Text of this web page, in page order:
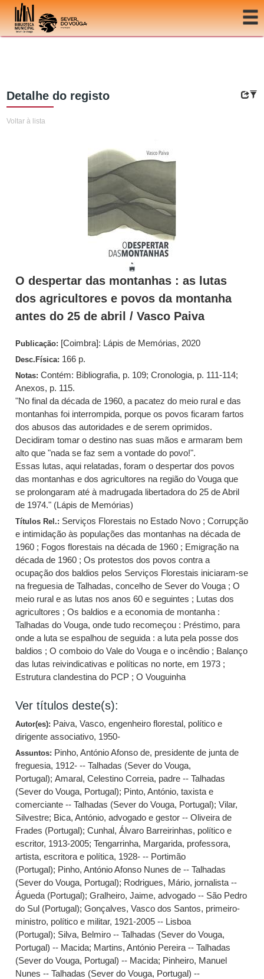
Ir para o conteúdo
Detalhe do registo
Voltar à lista
O despertar das montanhas : as lutas
dos agricultores e povos da montanha
antes do 25 de abril / Vasco Paiva
Publicação: [Coimbra]: Lápis de Memórias, 2020
Desc.Física: 166 p.
Notas:Contém: Bibliografia, p. 109; Cronologia, p. 111-114;
Anexos, p. 115.
"No final da década de 1960, a pacatez do meio rural e das
montanhas foi interrompida, porque os povos ficaram fartos
dos abusos das autoridades e de serem oprimidos.
Decidiram tomar o destino nas suas mãos e armaram bem
alto que "nada se faz sem a vontade do povo!".
Essas lutas, aqui relatadas, foram o despertar dos povos
das montanhas e dos agricultores na região do Vouga que
se prolongaram até à madrugada libertadora do 25 de Abril
de 1974." (Lápis de Memórias)
Títulos Rel.: Serviços Florestais no Estado Novo ; Corrupção
e intimidação às populações das montanhas na década de
1960 ; Fogos florestais na década de 1960 ; Emigração na
década de 1960 ; Os protestos dos povos contra a
ocupação dos baldios pelos Serviços Florestais iniciaram-se
na freguesia de Talhadas, concelho de Sever do Vouga ; O
meio rural e as lutas nos anos 60 e seguintes ; Lutas dos
agricultores ; Os baldios e a economia de montanha :
Talhadas do Vouga, onde tudo recomeçou : Préstimo, para
onde a luta se espalhou de seguida : a luta pela posse dos
baldios ; O comboio do Vale do Vouga e o incêndio ; Balanço
das lutas reivindicativas e políticas no norte, em 1973 ;
Estrutura clandestina do PCP ; O Vouguinha
Ver títulos deste(s):
Autor(es): Paiva, Vasco, engenheiro florestal, político e
dirigente associativo, 1950-
Assuntos: Pinho, António Afonso de, presidente de junta de
freguesia, 1912- -- Talhadas (Sever do Vouga,
Portugal);Amaral, Celestino Correia, padre -- Talhadas
(Sever do Vouga, Portugal); Pinto, António, taxista e
comerciante -- Talhadas (Sever do Vouga, Portugal);Vilar,
Silvestre; Bica, António, advogado e gestor -- Oliveira de
Frades (Portugal);Cunhal, Álvaro Barreirinhas, político e
escritor, 1913-2005;Tengarrinha, Margarida, professora,
artista, escritora e política, 1928- -- Portimão
(Portugal); Pinho, António Afonso Nunes de -- Talhadas
(Sever do Vouga, Portugal); Rodrigues, Mário, jornalista --
Águeda (Portugal);Gralheiro, Jaime, advogado -- São Pedro
do Sul (Portugal);Gonçalves, Vasco dos Santos, primeiro-
ministro, político e militar, 1921-2005 -- Lisboa
(Portugal); Silva, Belmiro -- Talhadas (Sever do Vouga,
Portugal) -- Macida; Martins, António Pereira -- Talhadas
(Sever do Vouga, Portugal) -- Macida; Pinheiro, Manuel
Nunes -- Talhadas (Sever do Vouga, Portugal) --